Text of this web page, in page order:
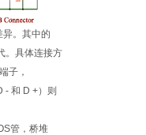
异。其中的
。具体连接方
子，
- 和 D +）则
管，桥堆